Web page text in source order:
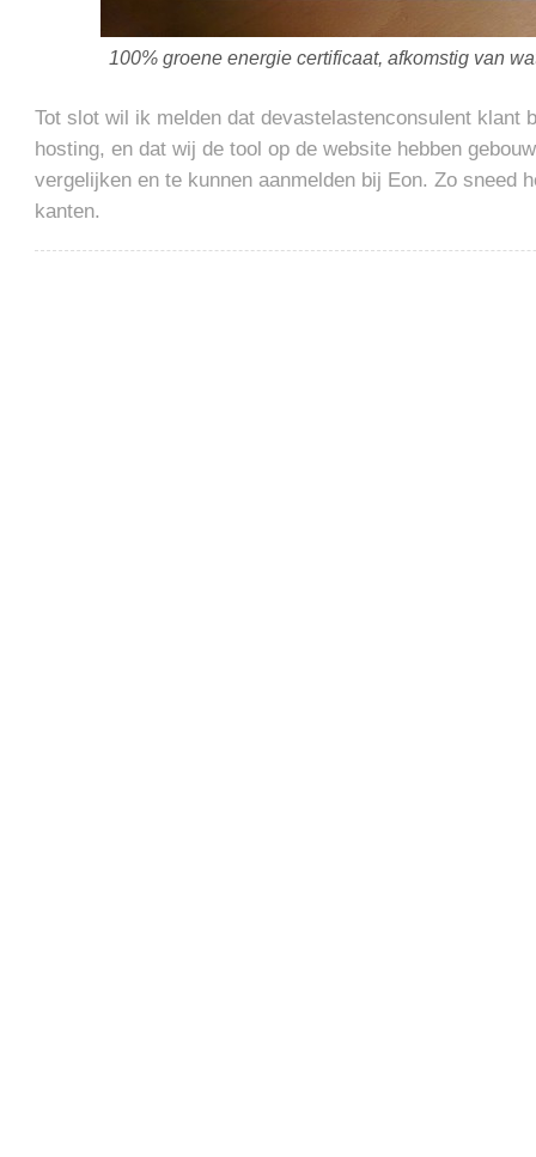
100% groene energie certificaat, afkomstig van
Tot slot wil ik melden dat devastelastenconsulent klant
hosting, en dat wij de tool op de website hebben
vergelijken en te kunnen aanmelden bij Eon. Zo sneed
kanten.